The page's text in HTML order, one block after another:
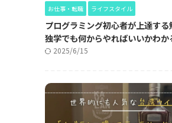
お仕事・転職 ライフスタイル
プログラミング初心者が上達する
独学でも何からやればいいかわか
2025/6/15